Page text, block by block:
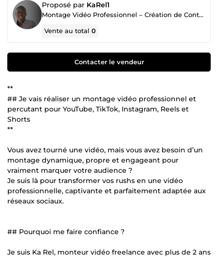
Proposé par KaRel1
Montage Vidéo Professionnel – Création de Contenus Impactants pour Boostez votre Visibilité
Vente au total0
Contacter le vendeur
**
## Je vais réaliser un montage vidéo professionnel et
percutant pour YouTube, TikTok, Instagram, Reels et
Shorts
**
Vous avez tourné une vidéo, mais vous avez besoin d’un
montage dynamique, propre et engageant pour
vraiment marquer votre audience ?
Je suis là pour transformer vos rushs en une vidéo
professionnelle, captivante et parfaitement adaptée aux
réseaux sociaux.
## Pourquoi me faire confiance ?
Je suis Ka Rel, monteur vidéo freelance avec plus de 2 ans